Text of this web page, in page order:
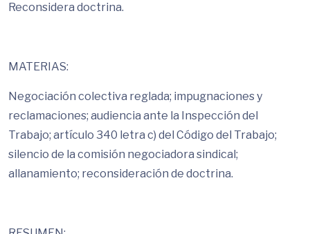
Reconsidera doctrina.
MATERIAS:
Negociación colectiva reglada; impugnaciones y
reclamaciones; audiencia ante la Inspección del
Trabajo; artículo 340 letra c) del Código del Trabajo;
silencio de la comisión negociadora sindical;
allanamiento; reconsideración de doctrina.